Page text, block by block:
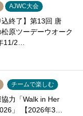
AJWC大会
込終了】第13回 唐
原ツーデーウオーク
11/2…
チームで楽しむ
力「Walk in Her
」 【2026年3…